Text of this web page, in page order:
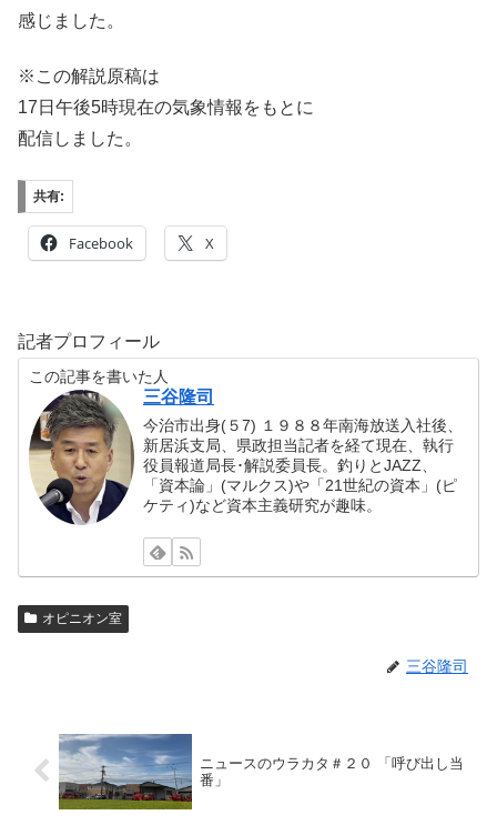
感じました。
※この解説原稿は
17日午後5時現在の気象情報をもとに
配信しました。
共有:
Facebook X
記者プロフィール
この記事を書いた人
三谷隆司
今治市出身(５7) １９８８年南海放送入社後、
新居浜支局、県政担当記者を経て現在、執行
役員報道局長･解説委員長。釣りとJAZZ、
「資本論」(マルクス)や「21世紀の資本」(ピ
ケティ)など資本主義研究が趣味。
オピニオン室
三谷隆司
ニュースのウラカタ＃２０ 「呼び出し当
番」